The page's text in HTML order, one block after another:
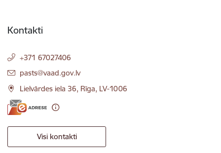
Kontakti
+371 67027406
E-pasts:
pasts@vaad.gov.lv
Lielvārdes iela 36, Rīga, LV-1006
Visi kontakti